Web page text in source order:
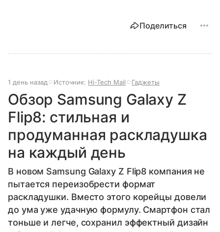
Поделиться
1 день назад Источник: Hi-Tech Mail Гаджеты
Обзор Samsung Galaxy Z
Flip8: стильная и
продуманная раскладушка
на каждый день
В новом Samsung Galaxy Z Flip8 компания не
пытается переизобрести формат
раскладушки. Вместо этого корейцы довели
до ума уже удачную формулу. Смартфон стал
тоньше и легче, сохранил эффектный дизайн